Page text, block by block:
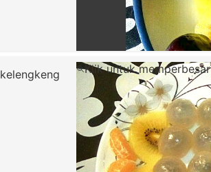
Klik untuk memperbesar